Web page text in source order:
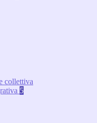
collettiva
5